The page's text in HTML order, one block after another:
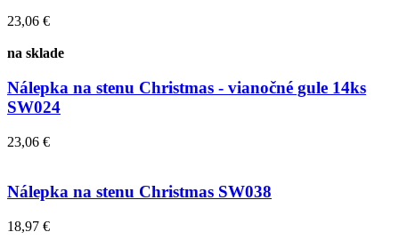
23,06 €
na sklade
Nálepka na stenu Christmas - vianočné gule 14ks
SW024
23,06 €
Nálepka na stenu Christmas SW038
18,97 €